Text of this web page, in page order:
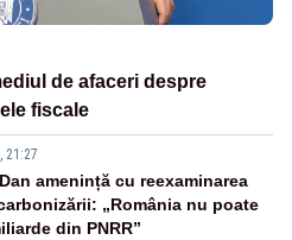
de afaceri despre
fiscale
21:27
amenință cu reexaminarea
„România nu poate
din PNRR”